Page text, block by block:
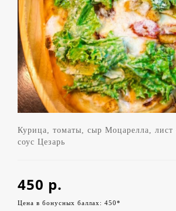
Курица, томаты, сыр Моцарелла, лист
соус Цезарь
450 р.
Цена в бонусных баллах: 450*